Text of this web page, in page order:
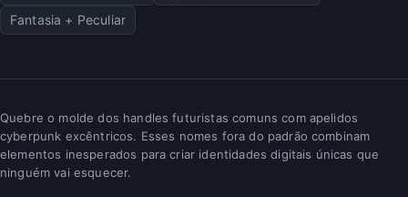
Fantasia + Peculiar
Quebre o molde dos handles futuristas comuns com apelidos
cyberpunk excêntricos. Esses nomes fora do padrão combinam
elementos inesperados para criar identidades digitais únicas que
ninguém vai esquecer.